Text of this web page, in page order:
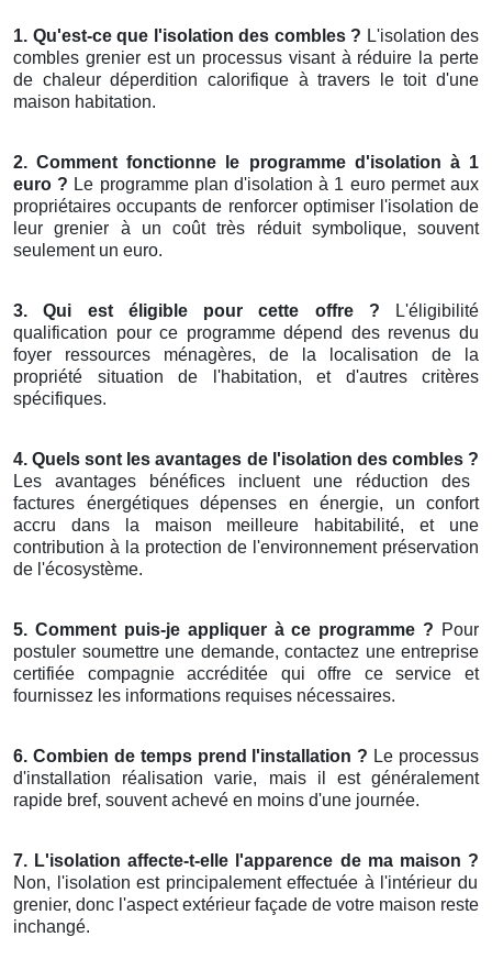
1. Qu'est-ce que l'isolation des combles ? L'isolation des
combles grenier est un processus visant à réduire la perte
de chaleur déperdition calorifique à travers le toit d'une
maison habitation.
2. Comment fonctionne le programme d'isolation à 1
euro ? Le programme plan d'isolation à 1 euro permet aux
propriétaires occupants de renforcer optimiser l'isolation de
leur grenier à un coût très réduit symbolique, souvent
seulement un euro.
3. Qui est éligible pour cette offre ? L'éligibilité
qualification pour ce programme dépend des revenus du
foyer ressources ménagères, de la localisation de la
propriété situation de l'habitation, et d'autres critères
spécifiques.
4. Quels sont les avantages de l'isolation des combles ?
Les avantages bénéfices incluent une réduction des
factures énergétiques dépenses en énergie, un confort
accru dans la maison meilleure habitabilité, et une
contribution à la protection de l'environnement préservation
de l'écosystème.
5. Comment puis-je appliquer à ce programme ? Pour
postuler soumettre une demande, contactez une entreprise
certifiée compagnie accréditée qui offre ce service et
fournissez les informations requises nécessaires.
6. Combien de temps prend l'installation ? Le processus
d'installation réalisation varie, mais il est généralement
rapide bref, souvent achevé en moins d'une journée.
7. L'isolation affecte-t-elle l'apparence de ma maison ?
Non, l'isolation est principalement effectuée à l'intérieur du
grenier, donc l'aspect extérieur façade de votre maison reste
inchangé.